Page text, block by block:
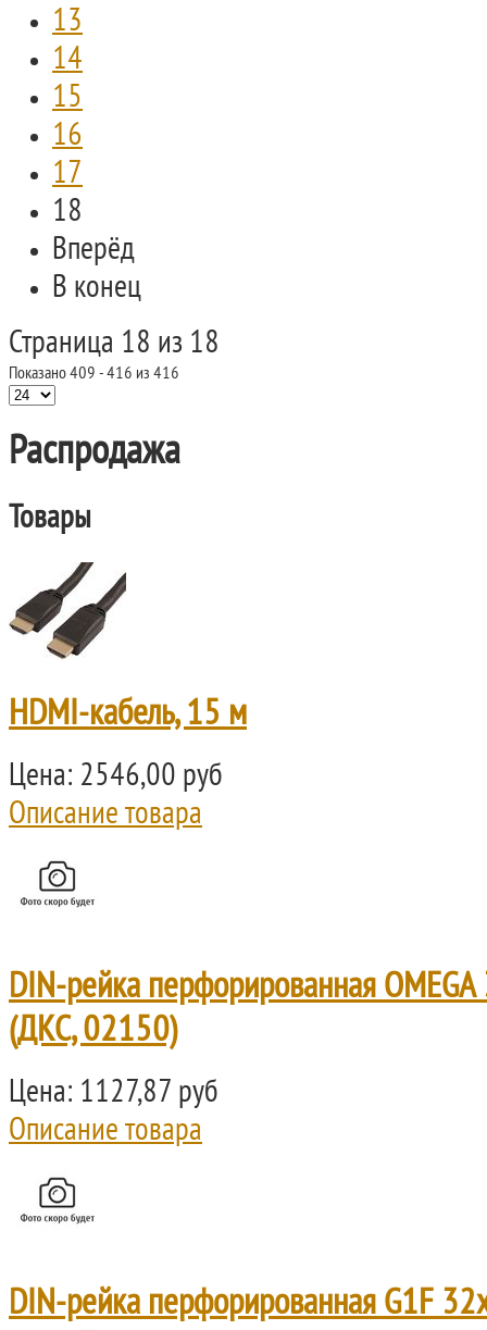
13
14
15
16
17
18
Вперёд
В конец
Страница 18 из 18
Показано 409 - 416 из 416
Распродажа
Товары
HDMI-кабель, 15 м
Цена: 2546,00 руб
Описание товара
DIN-рейка перфорированная
(ДКС, 02150)
Цена: 1127,87 руб
Описание товара
DIN-рейка перфорированная G1F